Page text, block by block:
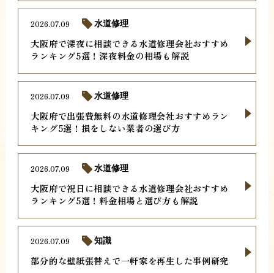
大阪府で深夜に相談できる水道修理会社おすすめ
ランキング5選！深夜料金の相場も解説
2026.07.09 水道修理
大阪府で出張費無料の水道修理会社おすすめラン
キング5選！損をしない業者の選び方
2026.07.09 水道修理
大阪府で祝日に相談できる水道修理会社おすすめ
ランキング5選！料金相場と選び方も解説
2026.07.09 水道修理
部分的な壁紙張替えで一軒家を再生した事例研究
2026.07.09 知識